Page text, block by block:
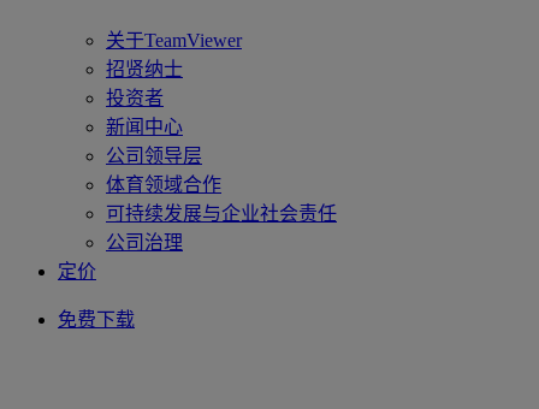
关于TeamViewer
招贤纳士
投资者
新闻中心
公司领导层
体育领域合作
可持续发展与企业社会责任
公司治理
定价
免费下载